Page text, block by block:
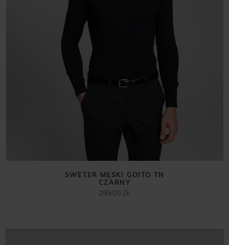
SWETER MĘSKI GOITO TN
CZARNY
299,00 ZŁ